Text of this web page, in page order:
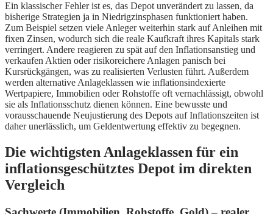
Ein klassischer Fehler ist es, das Depot unverändert zu lassen, da
bisherige Strategien ja in Niedrigzinsphasen funktioniert haben.
Zum Beispiel setzen viele Anleger weiterhin stark auf Anleihen mit
fixen Zinsen, wodurch sich die reale Kaufkraft ihres Kapitals stark
verringert. Andere reagieren zu spät auf den Inflationsanstieg und
verkaufen Aktien oder risikoreichere Anlagen panisch bei
Kursrückgängen, was zu realisierten Verlusten führt. Außerdem
werden alternative Anlageklassen wie inflationsindexierte
Wertpapiere, Immobilien oder Rohstoffe oft vernachlässigt, obwohl
sie als Inflationsschutz dienen können. Eine bewusste und
vorausschauende Neujustierung des Depots auf Inflationszeiten ist
daher unerlässlich, um Geldentwertung effektiv zu begegnen.
Die wichtigsten Anlageklassen für ein
inflationsgeschütztes Depot im direkten
Vergleich